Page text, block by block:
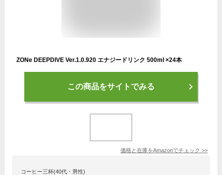
ZONe DEEPDIVE Ver.1.0.920 エナジードリンク 500ml ×24本
この商品をサイトでみる
価格と在庫をAmazonでチェック >>
コーヒー三杯(40代・男性)